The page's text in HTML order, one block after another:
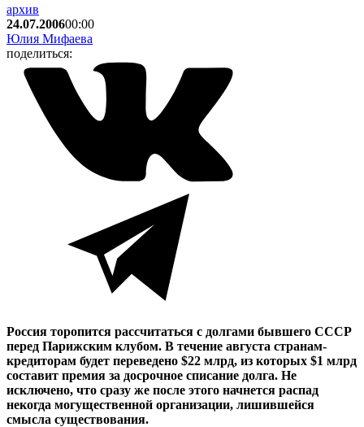
архив
24.07.200600:00
Юлия Мифаева
поделиться:
Россия торопится рассчитаться с долгами бывшего СССР
перед Парижским клубом. В течение августа странам-
кредиторам будет переведено $22 млрд, из которых $1 млрд
составит премия за досрочное списание долга. Не
исключено, что сразу же после этого начнется распад
некогда могущественной организации, лишившейся
смысла существования.